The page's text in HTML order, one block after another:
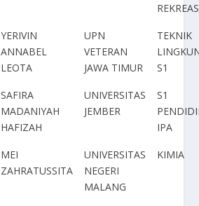
YERIVIN
ANNABEL
LEOTA
UPN
VETERAN
JAWA TIMUR
TEKNIK
S1
SAFIRA
MADANIYAH
HAFIZAH
UNIVERSITAS
JEMBER
S1
IPA
MEI
ZAHRATUSSITA
UNIVERSITAS
NEGERI
MALANG
KIMIA